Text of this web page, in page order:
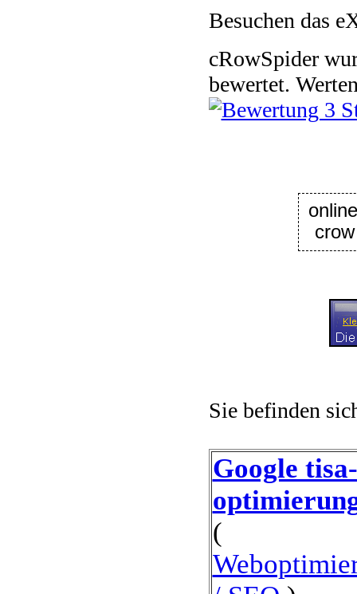
Besuchen das
cRowSpider
bewertet.
Sie befinden
Google tisa-
(